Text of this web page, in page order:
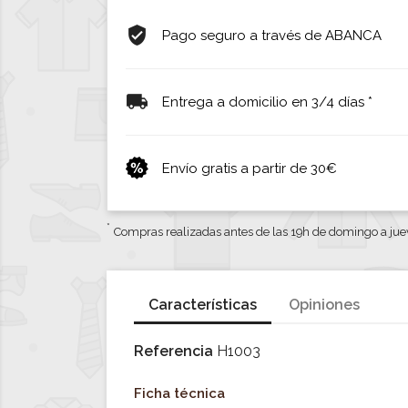
Pago seguro a través de ABANCA
Entrega a domicilio en 3/4 días *
Envío gratis a partir de 30€
* Compras realizadas antes de las 19h de domingo a
Características Opiniones
Referencia H1003
Ficha técnica